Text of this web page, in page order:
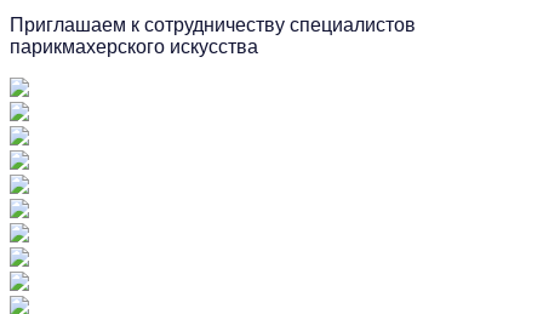
Приглашаем к сотрудничеству специалистов
парикмахерского искусства